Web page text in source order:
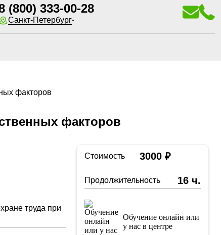
(800) 333-00-28
Санкт-Петербург
факторов
факторов
труда при
Стоимость 3000 ₽
Продолжительность 16 ч.
Обучение онлайн или
у нас в центре